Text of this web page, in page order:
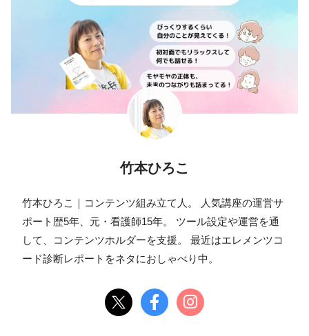
竹本ひろこ
竹本ひろこ｜コンテンツ組み立て人。 人気講座の運営サ
ポート歴5年、元・看護師15年。 ツール設定や運営を通
して、コンテンツホルダーを支援。 最近はエレメンツコ
ード診断レポートをネタにおしゃべり中。